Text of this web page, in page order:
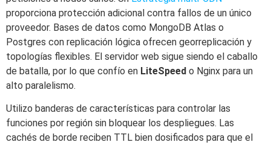
proporciona protección adicional contra fallos de un único
proveedor. Bases de datos como MongoDB Atlas o
Postgres con replicación lógica ofrecen georreplicación y
topologías flexibles. El servidor web sigue siendo el caballo
de batalla, por lo que confío en LiteSpeed o Nginx para un
alto paralelismo.
Utilizo banderas de características para controlar las
funciones por región sin bloquear los despliegues. Las
cachés de borde reciben TTL bien dosificados para que el